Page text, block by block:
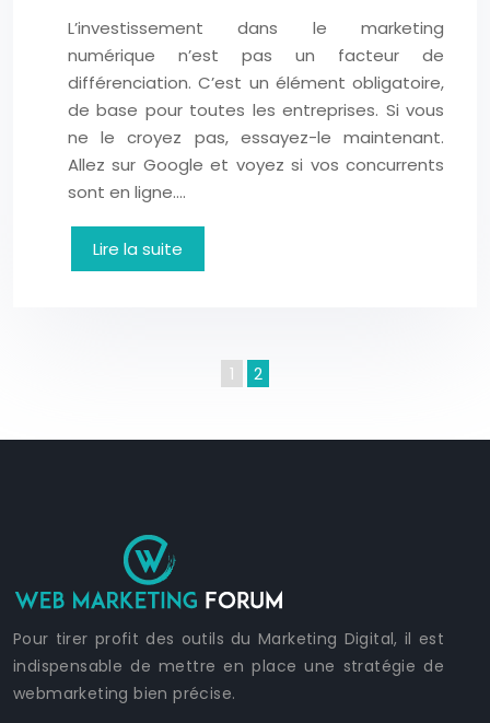
L’investissement dans le marketing
numérique n’est pas un facteur de
différenciation. C’est un élément obligatoire,
de base pour toutes les entreprises. Si vous
ne le croyez pas, essayez-le maintenant.
Allez sur Google et voyez si vos concurrents
sont en ligne….
Lire la suite
1 2
Pour tirer profit des outils du Marketing Digital, il est
indispensable de mettre en place une stratégie de
webmarketing bien précise.